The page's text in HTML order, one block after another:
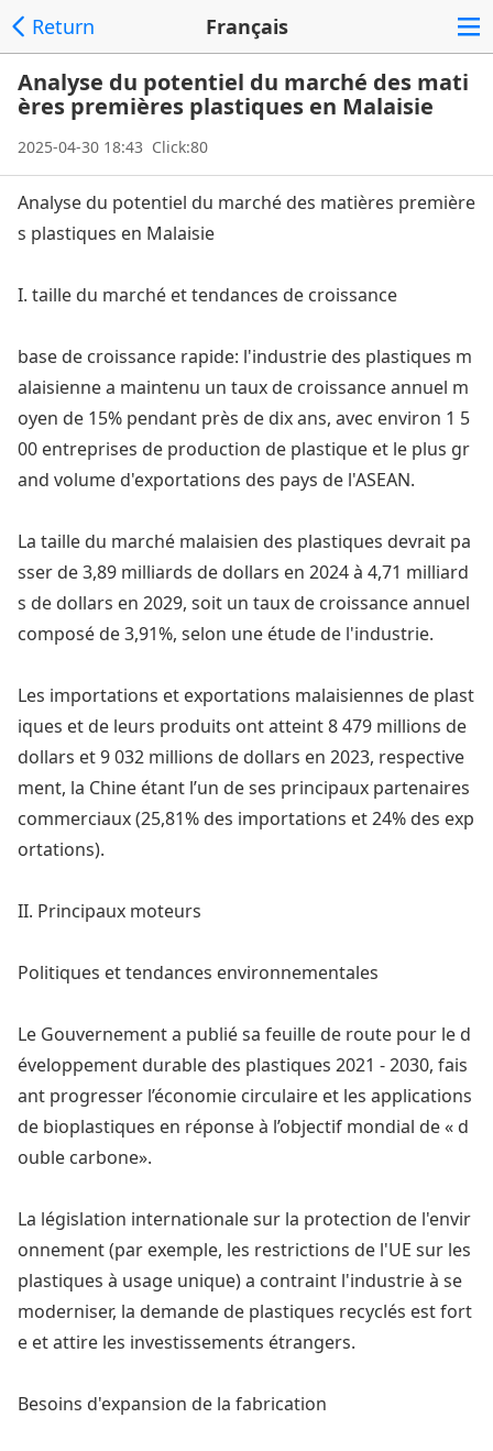
Return Français
Analyse du potentiel du marché des mati
ères premières plastiques en Malaisie
2025-04-30 18:43 Click:80
Analyse du potentiel du marché des matières première
s plastiques en Malaisie
I. taille du marché et tendances de croissance
base de croissance rapide: l'industrie des plastiques m
alaisienne a maintenu un taux de croissance annuel m
oyen de 15% pendant près de dix ans, avec environ 1 5
00 entreprises de production de plastique et le plus gr
and volume d'exportations des pays de l'ASEAN.
La taille du marché malaisien des plastiques devrait pa
sser de 3,89 milliards de dollars en 2024 à 4,71 milliard
s de dollars en 2029, soit un taux de croissance annuel
composé de 3,91%, selon une étude de l'industrie.
Les importations et exportations malaisiennes de plast
iques et de leurs produits ont atteint 8 479 millions de
dollars et 9 032 millions de dollars en 2023, respective
ment, la Chine étant l’un de ses principaux partenaires
commerciaux (25,81% des importations et 24% des exp
ortations).
II. Principaux moteurs
Politiques et tendances environnementales
Le Gouvernement a publié sa feuille de route pour le d
éveloppement durable des plastiques 2021 - 2030, fais
ant progresser l’économie circulaire et les applications
de bioplastiques en réponse à l’objectif mondial de « d
ouble carbone».
La législation internationale sur la protection de l'envir
onnement (par exemple, les restrictions de l'UE sur les
plastiques à usage unique) a contraint l'industrie à se
moderniser, la demande de plastiques recyclés est fort
e et attire les investissements étrangers.
Besoins d'expansion de la fabrication